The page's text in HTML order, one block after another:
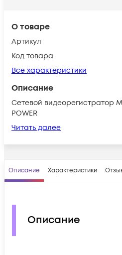
О товаре
Артикул
Код товара
Все характеристики
Описание
Сетевой видеорегистратор
POWER
Читать далее
Описание Характеристики
Описание